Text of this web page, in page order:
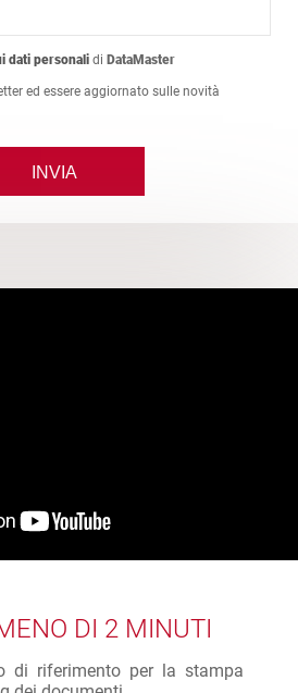
dati personali di DataMaster
ed essere aggiornato sulle novità
DI 2 MINUTI
di riferimento per la stampa